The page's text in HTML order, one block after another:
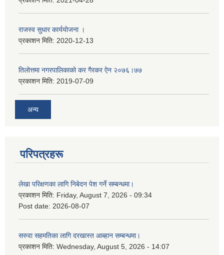
राजस्व सुधार कार्ययाेजना ।
प्रकाशन मिति: 2020-12-13
तिलोत्तमा नगरपालिकाको कर गैरकर ऐन २०७६।७७
प्रकाशन मिति: 2019-07-09
अन्य
परिपत्रहरू
लेखा परिक्षणका लागि निबेदन पेश गर्ने सम्बन्धमा।
प्रकाशन मिति: Friday, August 7, 2026 - 09:34
Post date: 2026-08-07
सरुवा सहमतिका लागि दरखास्त आब्हान सम्बन्धमा।
प्रकाशन मिति: Wednesday, August 5, 2026 - 14:07